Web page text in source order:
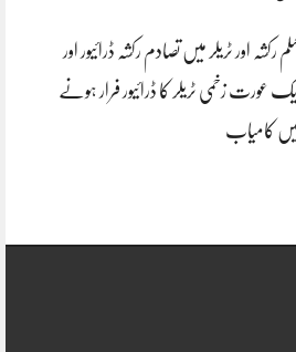
رکشہ اور ٹریلر میں تصادم رکشہ ڈرائیور اور
عورت زخمی ٹریلر کا ڈرائیور فرار ہونے
کامیاب